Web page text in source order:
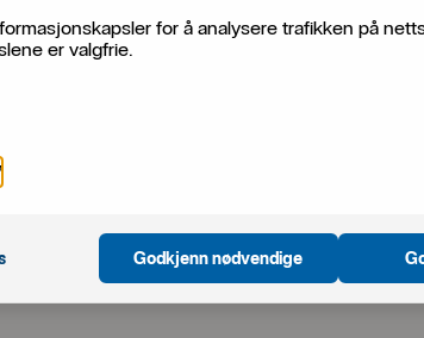
for å analysere trafikken på
er valgfrie.
Öppnas i nytt fönster
Godkjenn nødvendige